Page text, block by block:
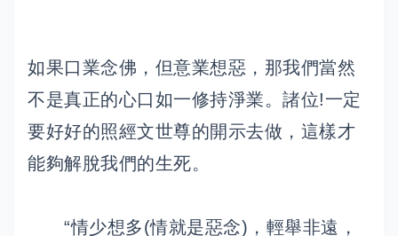
如果口業念佛，但意業想惡，那我們當然
不是真正的心口如一修持淨業。諸位!一定
要好好的照經文世尊的開示去做，這樣才
能夠解脫我們的生死。
“情少想多(情就是惡念)，輕舉非遠，